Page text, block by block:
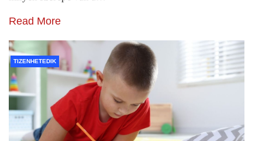
Read More
TIZENHETEDIK